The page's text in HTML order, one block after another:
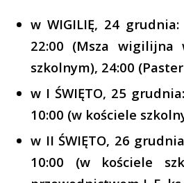
w WIGILIĘ, 24
22:00 (Msza wigilijna
szkolnym), 24:00
w I ŚWIĘTO, 25
10:00 (w kościele
w II ŚWIĘTO, 26
10:00 (w kościele